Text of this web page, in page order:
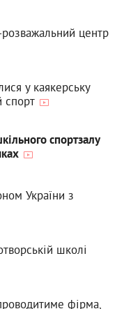
центр
у каякерську
спорт
спортзалу
України з
школі
фірма,